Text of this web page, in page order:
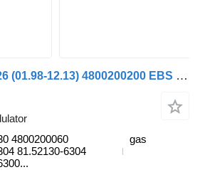
MAN LIONS CITY A26 (01.98-12.13) 4800200200 EBS modulator za MAN Lion's bus (1991-) autobusa
4800200060
81.52130-6304
gas